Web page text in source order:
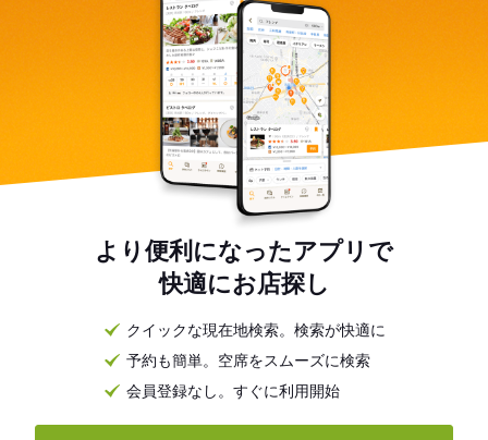
より便利になったアプリで
快適にお店探し
クイックな現在地検索。検索が快適に
予約も簡単。空席をスムーズに検索
会員登録なし。すぐに利用開始